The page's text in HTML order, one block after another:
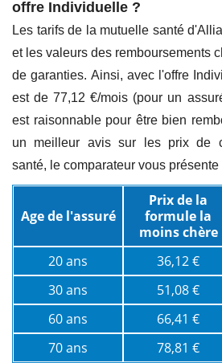
offre Individuelle ?
Les tarifs de la mutuelle santé
et les valeurs des remboursements
de garanties. Ainsi, avec l'offre
est de 77,12 €/mois (pour un
est raisonnable pour être bien
un meilleur avis sur les prix de
santé, le comparateur vous
Age de l'assuré
Prix de la
formule la
moins chère
20 ans
36,12 €
30 ans
51,08 €
60 ans
66,41 €
70 ans
78,81 €